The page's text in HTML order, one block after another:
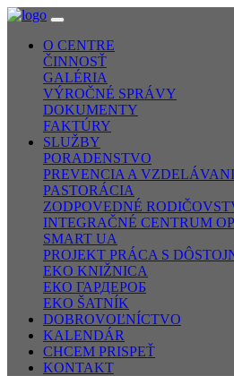
O CENTRE
ČINNOSŤ
GALÉRIA
VÝROČNÉ SPRÁVY
DOKUMENTY
FAKTÚRY
SLUŽBY
PORADENSTVO
PREVENCIA A
PASTORÁCIA
ZODPOVEDNÉ
INTEGRAČNÉ CENTRUM
SMART UA
PROJEKT PRÁCA S
EKO KNIŽNICA
ЕКО ГАРДЕРОБ
EKO ŠATNÍK
DOBROVOĽNÍCTVO
KALENDÁR
CHCEM PRISPEŤ
KONTAKT